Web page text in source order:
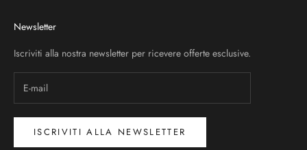
Newsletter
Iscriviti alla nostra newsletter per ricevere offerte esclusive.
ISCRIVITI ALLA NEWSLETTER